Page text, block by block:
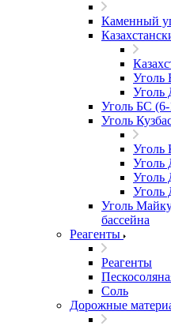
Каменный
Уголь
Уголь
Уголь БС
Уголь
Уголь
Уголь
Уголь
Уголь
бассейна
Реагенты
Реагенты
Соль
Дорожные